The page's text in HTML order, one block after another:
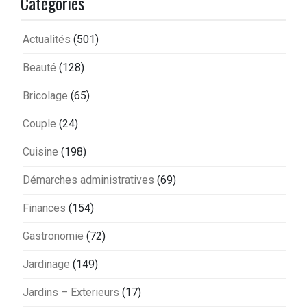
Actualités (501)
Beauté (128)
Bricolage (65)
Couple (24)
Cuisine (198)
Démarches administratives (69)
Finances (154)
Gastronomie (72)
Jardinage (149)
Jardins – Exterieurs (17)